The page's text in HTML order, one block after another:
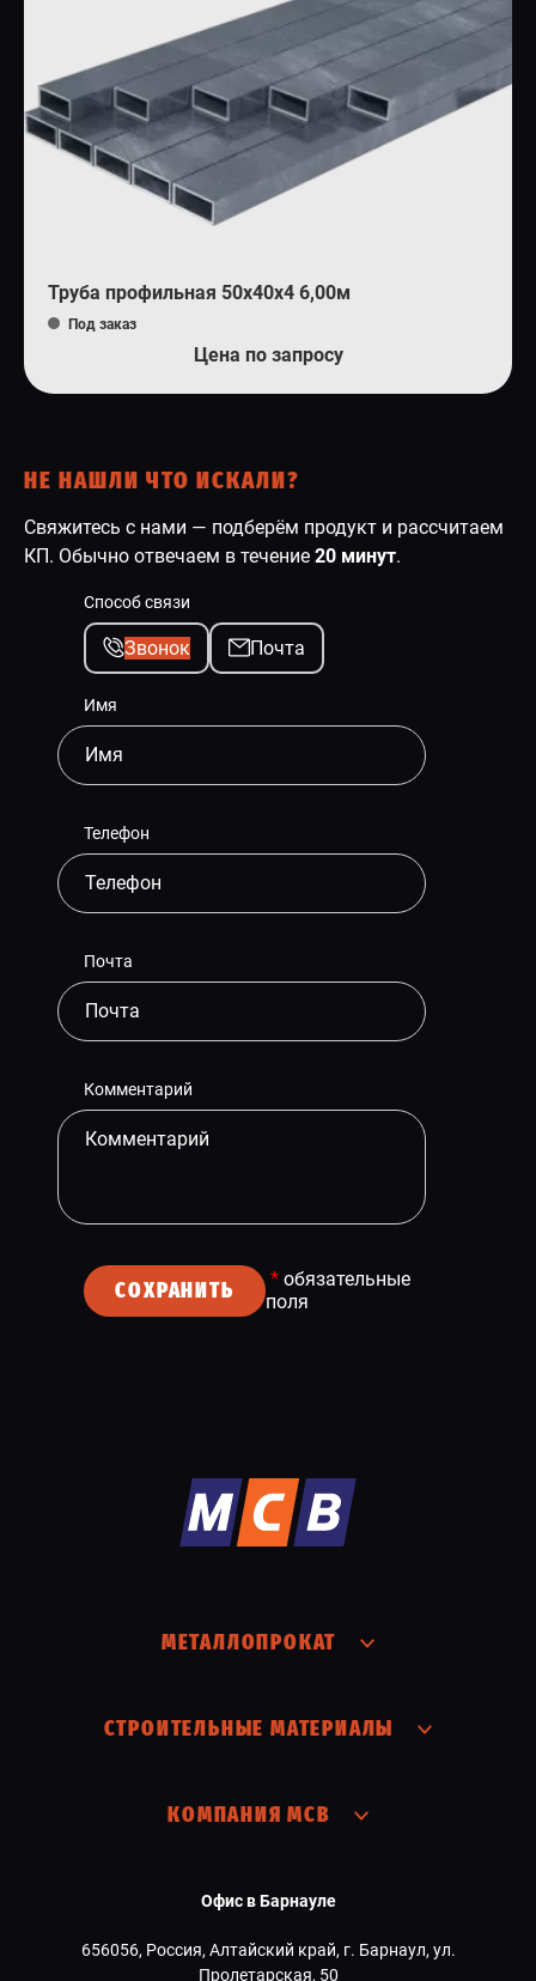
Труба профильная 50х40х4 6,00м
Под заказ
Цена по запросу
НЕ НАШЛИ ЧТО ИСКАЛИ?
Свяжитесь с нами — подберём продукт и рассчитаем
КП. Обычно отвечаем в течение 20 минут.
Способ связи
Звонок Почта
Имя
Телефон
Почта
Комментарий
СОХРАНИТЬ * обязательные
поля
МЕТАЛЛОПРОКАТ
СТРОИТЕЛЬНЫЕ МАТЕРИАЛЫ
КОМПАНИЯ МСВ
Офис в Барнауле
656056, Россия, Алтайский край, г. Барнаул, ул.
Пролетарская, 50